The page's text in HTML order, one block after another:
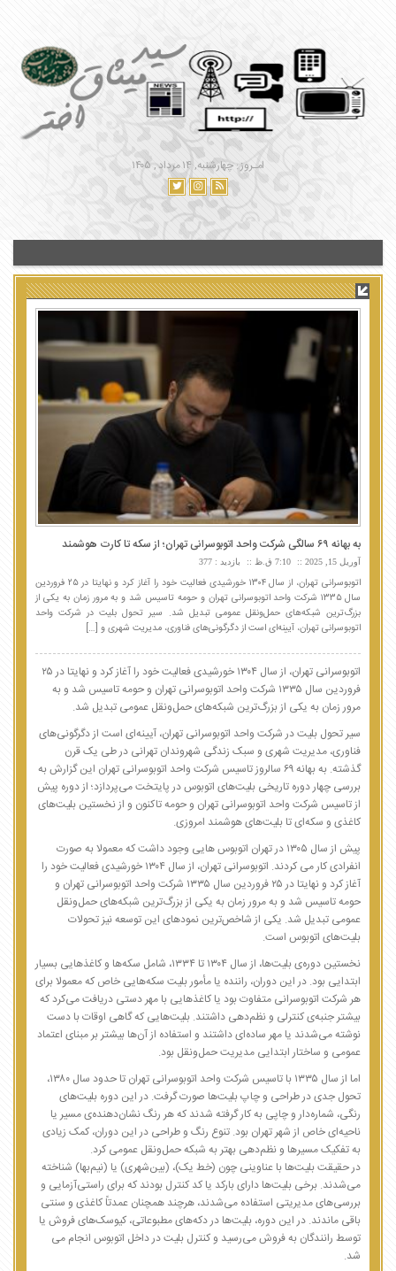
امـروز : چهارشنبه, ۱۴ مرداد , ۱۴۰۵
به بهانه ۶۹ سالگی شرکت واحد اتوبوسرانی تهران؛ از سکه تا کارت هوشمند
آوریل 15, 2025 7:10 ق.ظ بازدید : 377
اتوبوسرانی تهران، از سال ۱۳۰۴ خورشیدی فعالیت خود را آغاز کرد و نهایتا در ۲۵ فروردین
سال ۱۳۳۵ شرکت واحد اتوبوسرانی تهران و حومه تاسیس شد و به مرور زمان به یکی از
بزرگ‌ترین شبکه‌های حمل‌ونقل عمومی تبدیل شد. سیر تحول بلیت در شرکت واحد
اتوبوسرانی تهران، آیینه‌ای است از دگرگونی‌های فناوری، مدیریت شهری و […]
اتوبوسرانی تهران، از سال ۱۳۰۴ خورشیدی فعالیت خود را آغاز کرد و نهایتا در ۲۵
فروردین سال ۱۳۳۵ شرکت واحد اتوبوسرانی تهران و حومه تاسیس شد و به
مرور زمان به یکی از بزرگ‌ترین شبکه‌های حمل‌ونقل عمومی تبدیل شد.
سیر تحول بلیت در شرکت واحد اتوبوسرانی تهران، آیینه‌ای است از دگرگونی‌های
فناوری، مدیریت شهری و سبک زندگی شهروندان تهرانی در طی یک قرن
گذشته. به بهانه ۶۹ سالروز تاسیس شرکت واحد اتوبوسرانی تهران این گزارش به
بررسی چهار دوره تاریخی بلیت‌های اتوبوس در پایتخت می‌پردازد؛ از دوره پیش
از تاسیس شرکت واحد اتوبوسرانی تهران و حومه تاکنون و از نخستین بلیت‌های
کاغذی و سکه‌ای تا بلیت‌های هوشمند امروزی.
پیش از سال ۱۳۰۵ در تهران اتوبوس هایی وجود داشت که معمولا به صورت
انفرادی کار می کردند. اتوبوسرانی تهران، از سال ۱۳۰۴ خورشیدی فعالیت خود را
آغاز کرد و نهایتا در ۲۵ فروردین سال ۱۳۳۵ شرکت واحد اتوبوسرانی تهران و
حومه تاسیس شد و به مرور زمان به یکی از بزرگ‌ترین شبکه‌های حمل‌ونقل
عمومی تبدیل شد. یکی از شاخص‌ترین نمودهای این توسعه نیز تحولات
بلیت‌های اتوبوس است.
نخستین دوره‌ی بلیت‌ها، از سال ۱۳۰۴ تا ۱۳۳۴، شامل سکه‌ها و کاغذهایی بسیار
ابتدایی بود. در این دوران، راننده یا مأمور بلیت سکه‌هایی خاص که معمولا برای
هر شرکت اتوبوسرانی متفاوت بود یا کاغذهایی با مهر دستی دریافت می‌کرد که
بیشتر جنبه‌ی کنترلی و نظم‌دهی داشتند. بلیت‌هایی که گاهی اوقات با دست
نوشته می‌شدند یا مهر ساده‌ای داشتند و استفاده از آن‌ها بیشتر بر مبنای اعتماد
عمومی و ساختار ابتدایی مدیریت حمل‌ونقل بود.
اما از سال ۱۳۳۵ با تاسیس شرکت واحد اتوبوسرانی تهران تا حدود سال ۱۳۸۰،
تحول جدی در طراحی و چاپ بلیت‌ها صورت گرفت. در این دوره بلیت‌های
رنگی، شماره‌دار و چاپی به کار گرفته شدند که هر رنگ نشان‌دهنده‌ی مسیر یا
ناحیه‌ای خاص از شهر تهران بود. تنوع رنگ و طراحی در این دوران، کمک زیادی
به تفکیک مسیرها و نظم‌دهی بهتر به شبکه حمل‌ونقل عمومی کرد.
در حقیقت بلیت‌ها با عناوینی چون (خط یک)، (بین‌شهری) یا (نیم‌بها) شناخته
می‌شدند. برخی بلیت‌ها دارای بارکد یا کد کنترل بودند که برای راستی‌آزمایی و
بررسی‌های مدیریتی استفاده می‌شدند، هرچند همچنان عمدتاً کاغذی و سنتی
باقی ماندند. در این دوره، بلیت‌ها در دکه‌های مطبوعاتی، کیوسک‌های فروش یا
توسط رانندگان به فروش می‌رسید و کنترل بلیت در داخل اتوبوس انجام می‌
شد.